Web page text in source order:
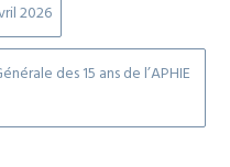
2026
des 15 ans de l’APHIE